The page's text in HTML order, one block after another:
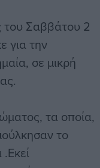
του Σαββάτου 2
για την
σε μικρή
τα οποία,
το